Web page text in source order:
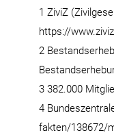
1 ZiviZ
https://
2
3 382.000
4
fakten/138672/